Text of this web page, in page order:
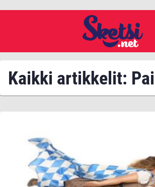
Kaikki artikkelit: